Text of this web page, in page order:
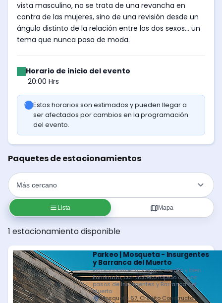
vista masculino, no se trata de una revancha en
contra de las mujeres, sino de una revisión desde un
ángulo distinto de la relación entre los dos sexos... un
tema que nunca pasa de moda.
Horario de inicio del evento
20:00 Hrs
Estos horarios son estimados y pueden llegar a
ser afectados por cambios en la programación
del evento.
Paquetes de estacionamientos
Lista Mapa
1 estacionamiento disponible
Parkeo | Mosqueta - Insurgentes
y Barranca del Muerto
Estacionamiento seguro, amplio y bien
iluminado, con acceso rápido a unos
pasos de Insurgentes y Barranca del
Muerto
Mosqueta 67, Crédito Constructor,